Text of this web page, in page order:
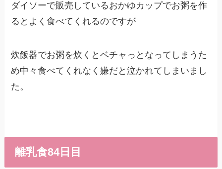
ダイソーで販売しているおかゆカップでお粥を作
るとよく食べてくれるのですが
炊飯器でお粥を炊くとベチャっとなってしまうた
め中々食べてくれなく嫌だと泣かれてしまいまし
た。
離乳食84日目